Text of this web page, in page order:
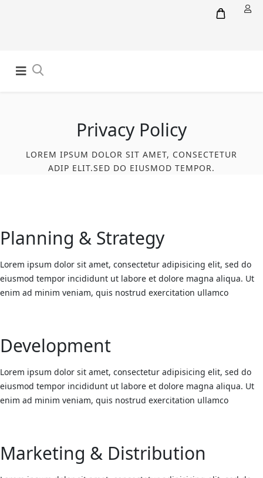
Privacy Policy
LOREM IPSUM DOLOR SIT AMET, CONSECTETUR
ADIP ELIT.SED DO EIUSMOD TEMPOR.
Planning & Strategy
Lorem ipsum dolor sit amet, consectetur adipisicing elit, sed do
eiusmod tempor incididunt ut labore et dolore magna aliqua. Ut
enim ad minim veniam, quis nostrud exercitation ullamco
Development
Lorem ipsum dolor sit amet, consectetur adipisicing elit, sed do
eiusmod tempor incididunt ut labore et dolore magna aliqua. Ut
enim ad minim veniam, quis nostrud exercitation ullamco
Marketing & Distribution